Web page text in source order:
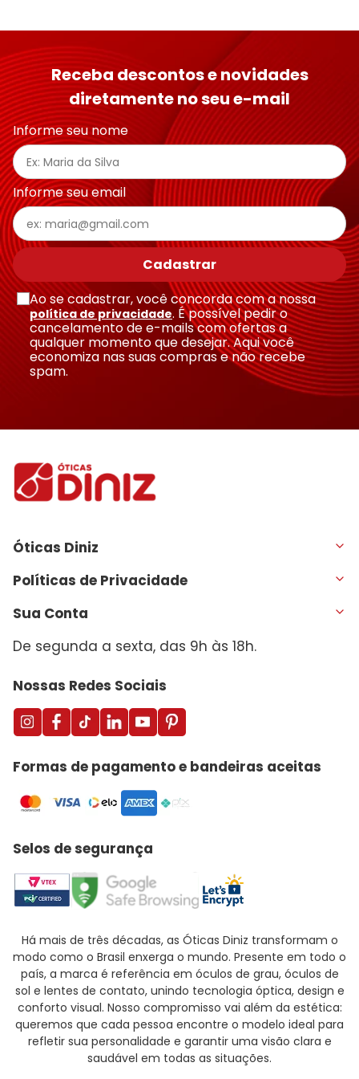
Receba descontos e novidades
diretamente no seu e-mail
Informe seu nome
Informe seu email
Cadastrar
Ao se cadastrar, você concorda com a nossa
política de privacidade. É possível pedir o
cancelamento de e-mails com ofertas a
qualquer momento que desejar. Aqui você
economiza nas suas compras e não recebe
spam.
Óticas Diniz
Políticas de Privacidade
Sua Conta
De segunda a sexta, das 9h às 18h.
Nossas Redes Sociais
Formas de pagamento e bandeiras aceitas
Selos de segurança
Há mais de três décadas, as Óticas Diniz transformam o
modo como o Brasil enxerga o mundo. Presente em todo o
país, a marca é referência em óculos de grau, óculos de
sol e lentes de contato, unindo tecnologia óptica, design e
conforto visual. Nosso compromisso vai além da estética:
queremos que cada pessoa encontre o modelo ideal para
refletir sua personalidade e garantir uma visão clara e
saudável em todas as situações.